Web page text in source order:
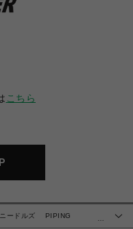
こちら
ードルズ PIPING